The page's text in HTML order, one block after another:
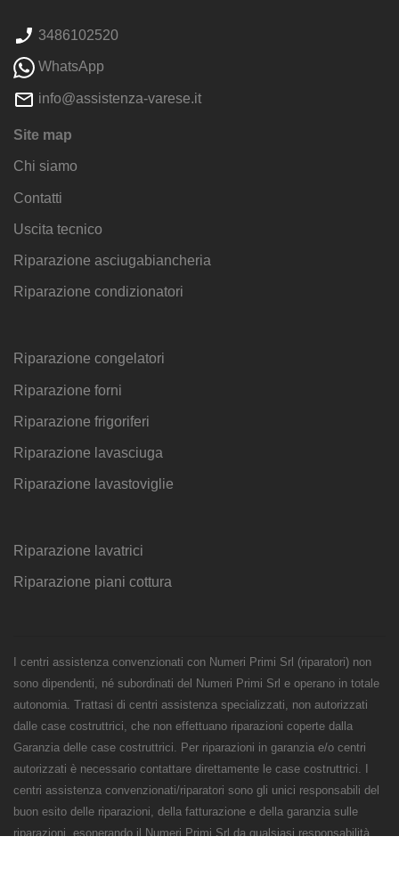
3486102520
WhatsApp
info@assistenza-varese.it
Site map
Chi siamo
Contatti
Uscita tecnico
Riparazione asciugabiancheria
Riparazione condizionatori
Riparazione congelatori
Riparazione forni
Riparazione frigoriferi
Riparazione lavasciuga
Riparazione lavastoviglie
Riparazione lavatrici
Riparazione piani cottura
I centri assistenza convenzionati con Numeri Primi Srl (riparatori) non
sono dipendenti, né subordinati del Numeri Primi Srl e operano in totale
autonomia. Trattasi di centri assistenza specializzati, non autorizzati
dalle case costruttrici, che non effettuano riparazioni coperte dalla
Garanzia delle case costruttrici. Per riparazioni in garanzia e/o centri
autorizzati è necessario contattare direttamente le case costruttrici. I
centri assistenza convenzionati/riparatori sono gli unici responsabili del
buon esito delle riparazioni, della fatturazione e della garanzia sulle
riparazioni, esonerando il Numeri Primi Srl da qualsiasi responsabilità